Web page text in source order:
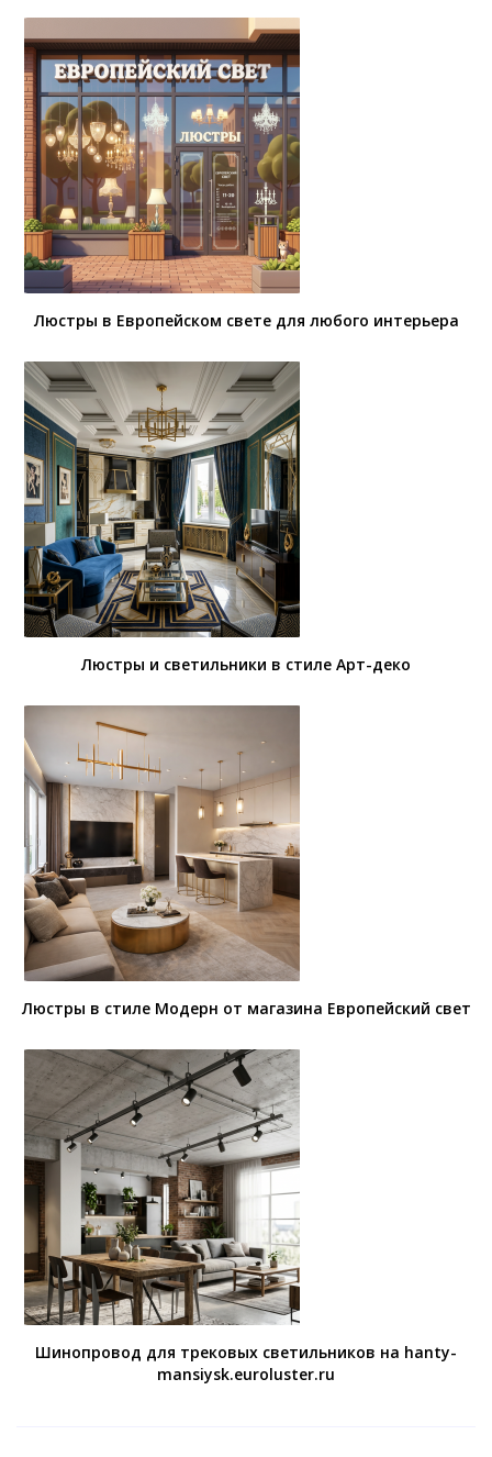
Люстры в Европейском свете для любого интерьера
Люстры и светильники в стиле Арт-деко
Люстры в стиле Модерн от магазина Европейский свет
Шинопровод для трековых светильников на hanty-
mansiysk.euroluster.ru